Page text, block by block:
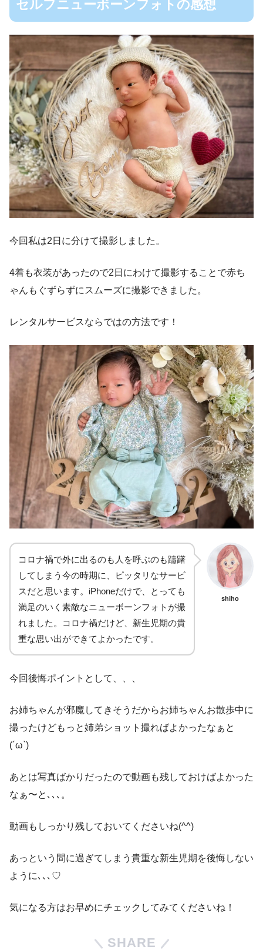
セルフニューボーンフォトの感想
今回私は2日に分けて撮影しました。
4着も衣装があったので2日にわけて撮影することで赤ち
ゃんもぐずらずにスムーズに撮影できました。
レンタルサービスならではの方法です！
コロナ禍で外に出るのも人を呼ぶのも躊躇
してしまう今の時期に、ピッタリなサービ
スだと思います。iPhoneだけで、とっても
満足のいく素敵なニューボーンフォトが撮
れました。コロナ禍だけど、新生児期の貴
重な思い出ができてよかったです。
shiho
今回後悔ポイントとして、、、
お姉ちゃんが邪魔してきそうだからお姉ちゃんお散歩中に
撮ったけどもっと姉弟ショット撮ればよかったなぁと
(´ω`)
あとは写真ばかりだったので動画も残しておけばよかった
なぁ〜と､､､。
動画もしっかり残しておいてくださいね(^^)
あっという間に過ぎてしまう貴重な新生児期を後悔しない
ように､､､♡
気になる方はお早めにチェックしてみてくださいね！
SHARE